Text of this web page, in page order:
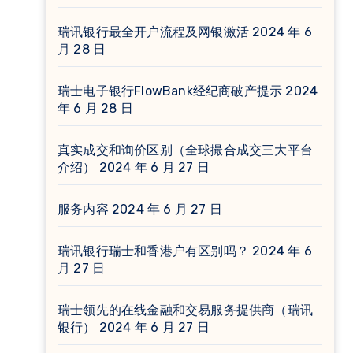
瑞讯银行最全开户流程及网银激活 2024 年 6
月 28 日
瑞士电子银行FlowBank经纪商破产提示 2024
年 6 月 28 日
真实成交和询价区别（全球撮合成交三大平台
介绍）
2024 年 6 月 27 日
服务内容 2024 年 6 月 27 日
瑞讯银行瑞士和香港户有区别吗？ 2024 年 6
月 27 日
瑞士领先的在线金融和交易服务提供商（瑞讯
银行）
2024 年 6 月 27 日